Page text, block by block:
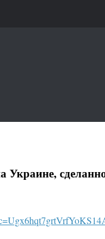
Украине,